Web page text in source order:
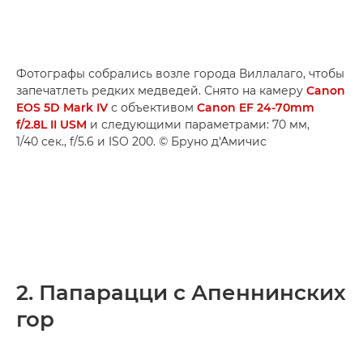
Фотографы собрались возле города Виллалаго, чтобы
запечатлеть редких медведей. Снято на камеру Canon
EOS 5D Mark IV с объективом Canon EF 24-70mm
f/2.8L II USM и следующими параметрами: 70 мм,
1/40 сек., f/5.6 и ISO 200. © Бруно д'Амичис
2. Папарацци с Апеннинских
гор